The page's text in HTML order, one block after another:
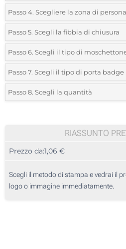
15mm
*Seleziona la posizione di stampa e il
Stampa a 1 Colore
Stampa a 2 Colori
Stampa a 3 Colori
Stampa a 4 Colori
Passo 4. Scegliere la zona di
*Dove vuoi stampare il tuo logo?:
1 lato
Passo 5. Scegli la fibbia di chiusura
*Facci sapere se vuoi includere una
Senza
Passo 6. Scegli il tipo di
Moschettone di
Passo 7. Scegli il tipo di porta badge
Senza porta
9.4 x 6.1
Passo 8. Scegli la quantità
200
500
1000
RIASSUNTO
Prezzo da:1,06 €
Scegli il metodo di stampa e vedrai il
logo o immagine immediatamente.